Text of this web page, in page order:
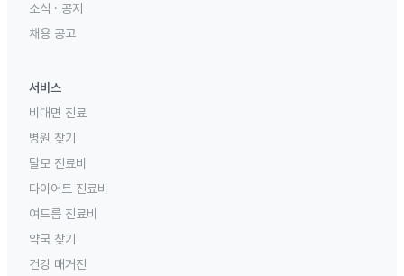
소식 · 공지
채용 공고
서비스
비대면 진료
병원 찾기
탈모 진료비
다이어트 진료비
여드름 진료비
약국 찾기
건강 매거진